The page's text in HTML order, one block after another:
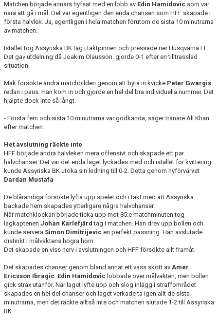
Matchen började annars hyfsat med en lobb av Edin Hamidovic som var
nära att gå i mål. Det var egentligen den enda chansen som HFF skapade i
första halvlek. Ja, egentligen i hela matchen förutom de sista 10 minutrarna
av matchen.
Istället tog Assyriska BK tag i taktpinnen och pressade ner Husqvarna FF.
Det gav utdelning då Joakim Olausson. gjorde 0-1 efter en tilltrasslad
situation.
Mak försökte ändra matchbilden genom att byta in kvicke Peter Gwargis
redan i paus. Han kom in och gjorde en hel del bra individuella nummer. Det
hjälpte dock inte så långt.
- Första fem och sista 10 minutrarna var godkända, säger tränare Ali Khan
efter matchen.
Het avslutning räckte inte
HFF började andra halvleken mera offensivt och skapade ett par
halvchanser. Det var det enda laget lyckades med och istället för kvittering
kunde Assyriska BK utöka sin ledning till 0-2. Detta genom nyförvärvet
Dardan Mustafa
De blårandiga försökte lyfta upp spelet och i takt med att Assyriska
backade hem skapades ytterligare några halvchanser.
När matchklockan började ticka upp mot 85:e matchminuten tog
lagkaptenen Johan Karlefjärd tag i matchen. Han drev upp bollen och
kunde servera Simon Dimitrijevic en perfekt passning. Han avslutade
distinkt i målvaktens högra hörn.
Det skapade en viss nerv i avslutningen och HFF försökte allt framåt.
Det skapades chanser genom bland annat ett vass skott av Amer
Ericsson Ibragic. Edin Hamidovic lobbade över målvakten, men bollen
gick strax utanför. När laget lyfte upp och slog inlägg i straffområdet
skapades en hel del chanser och laget verkade ta igen allt de sista
minutrarna, men det räckte alltså inte och matchen slutade 1-2 till Assyriska
BK.